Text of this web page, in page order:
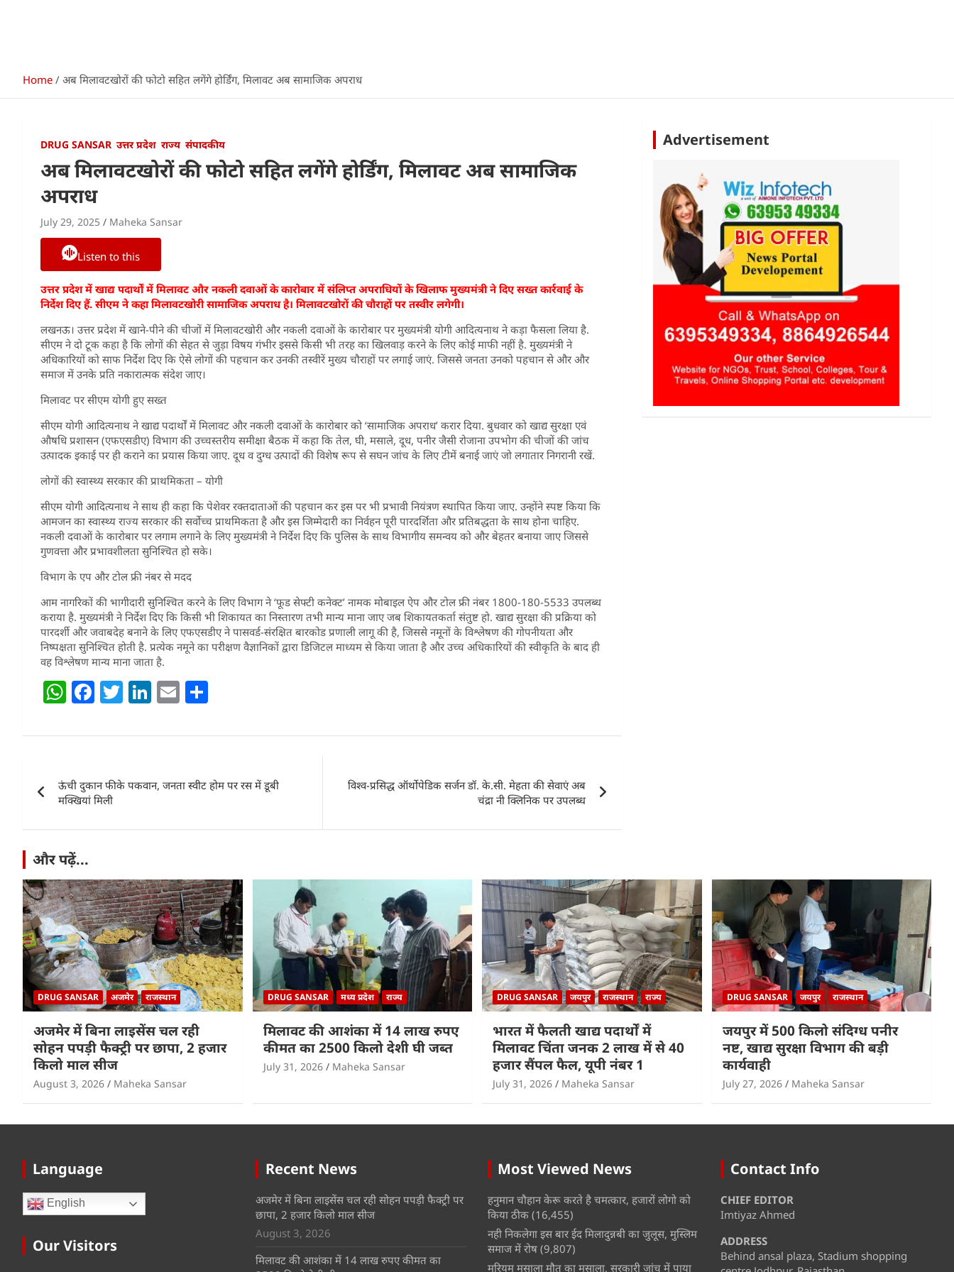
Home अब मिलावटखोरों की फोटो सहित लगेंगे होर्डिंग, मिलावट अब सामाजिक अपराध
DRUG SANSAR उत्तर प्रदेश राज्य संपादकीय
अब मिलावटखोरों की फोटो सहित लगेंगे होर्डिंग, मिलावट अब सामाजिक
अपराध
July 29, 2025 Maheka Sansar
Listen to this
उत्तर प्रदेश में खाद्य पदार्थों में मिलावट और नकली दवाओं के कारोबार में संलिप्त अपराधियों के खिलाफ मुख्यमंत्री ने दिए सख्त कार्रवाई के
निर्देश दिए हैं. सीएम ने कहा मिलावटखोरी सामाजिक अपराध है। मिलावटखोरों की चौराहों पर तस्वीर लगेगी।
लखनऊ। उत्तर प्रदेश में खाने-पीने की चीजों में मिलावटखोरी और नकली दवाओं के कारोबार पर मुख्यमंत्री योगी आदित्यनाथ ने कड़ा फैसला लिया है.
सीएम ने दो टूक कहा है कि लोगों की सेहत से जुड़ा विषय गंभीर इससे किसी भी तरह का खिलवाड़ करने के लिए कोई माफी नहीं है. मुख्यमंत्री ने
अधिकारियों को साफ निर्देश दिए कि ऐसे लोगों की पहचान कर उनकी तस्वीरें मुख्य चौराहों पर लगाई जाएं. जिससे जनता उनको पहचान से और और
समाज में उनके प्रति नकारात्मक संदेश जाए।
मिलावट पर सीएम योगी हुए सख्त
सीएम योगी आदित्यनाथ ने खाद्य पदार्थों में मिलावट और नकली दवाओं के कारोबार को ‘सामाजिक अपराध’ करार दिया. बुधवार को खाद्य सुरक्षा एवं
औषधि प्रशासन (एफएसडीए) विभाग की उच्चस्तरीय समीक्षा बैठक में कहा कि तेल, घी, मसाले, दूध, पनीर जैसी रोजाना उपभोग की चीजों की जांच
उत्पादक इकाई पर ही कराने का प्रयास किया जाए. दूध व दुग्ध उत्पादों की विशेष रूप से सघन जांच के लिए टीमें बनाई जाएं जो लगातार निगरानी रखें.
लोगों की स्वास्थ्य सरकार की प्राथमिकता – योगी
सीएम योगी आदित्यनाथ ने साथ ही कहा कि पेशेवर रक्तदाताओं की पहचान कर इस पर भी प्रभावी नियंत्रण स्थापित किया जाए. उन्होंने स्पष्ट किया कि
आमजन का स्वास्थ्य राज्य सरकार की सर्वोच्च प्राथमिकता है और इस जिम्मेदारी का निर्वहन पूरी पारदर्शिता और प्रतिबद्धता के साथ होना चाहिए.
नकली दवाओं के कारोबार पर लगाम लगाने के लिए मुख्यमंत्री ने निर्देश दिए कि पुलिस के साथ विभागीय समन्वय को और बेहतर बनाया जाए जिससे
गुणवत्ता और प्रभावशीलता सुनिश्चित हो सके।
विभाग के एप और टोल फ्री नंबर से मदद
आम नागरिकों की भागीदारी सुनिश्चित करने के लिए विभाग ने ‘फूड सेफ्टी कनेक्ट’ नामक मोबाइल ऐप और टोल फ्री नंबर 1800-180-5533 उपलब्ध
कराया है. मुख्यमंत्री ने निर्देश दिए कि किसी भी शिकायत का निस्तारण तभी मान्य माना जाए जब शिकायतकर्ता संतुष्ट हो. खाद्य सुरक्षा की प्रक्रिया को
पारदर्शी और जवाबदेह बनाने के लिए एफएसडीए ने पासवर्ड-संरक्षित बारकोड प्रणाली लागू की है, जिससे नमूनों के विश्लेषण की गोपनीयता और
निष्पक्षता सुनिश्चित होती है. प्रत्येक नमूने का परीक्षण वैज्ञानिकों द्वारा डिजिटल माध्यम से किया जाता है और उच्च अधिकारियों की स्वीकृति के बाद ही
वह विश्लेषण मान्य माना जाता है.
W
at
A
p
p
F
c
b
o
o
T
itt
Li
k
dI
E
ai ar
navigation
ऊंची दुकान फीके पकवान, जनता स्वीट होम पर रस में डूबी
मक्खियां मिली
विश्व-प्रसिद्ध ऑर्थोपेडिक सर्जन डॉ. के.सी. मेहता की सेवाएं अब
चंद्रा नी क्लिनिक पर उपलब्ध
Advertisement
और पढ़ें...
DRUG SANSAR अजमेर राजस्थान
अजमेर में बिना लाइसेंस चल रही
सोहन पपड़ी फैक्ट्री पर छापा, 2 हजार
किलो माल सीज
August 3, 2026 Maheka Sansar
DRUG SANSAR मध्य प्रदेश राज्य
मिलावट की आशंका में 14 लाख रुपए
कीमत का 2500 किलो देशी घी जब्त
July 31, 2026 Maheka Sansar
DRUG SANSAR जयपुर राजस्थान राज्य
भारत में फैलती खाद्य पदार्थों में
मिलावट चिंता जनक 2 लाख में से 40
हजार सैंपल फैल, यूपी नंबर 1
July 31, 2026 Maheka Sansar
DRUG SANSAR जयपुर राजस्थान
जयपुर में 500 किलो संदिग्ध पनीर
नष्ट, खाद्य सुरक्षा विभाग की बड़ी
कार्यवाही
July 27, 2026 Maheka Sansar
Language
English
Our Visitors
Recent News
अजमेर में बिना लाइसेंस चल रही सोहन पपड़ी फैक्ट्री पर
छापा, 2 हजार किलो माल सीज
August 3, 2026
मिलावट की आशंका में 14 लाख रुपए कीमत का
Most Viewed News
हनुमान चौहान केरू करते है चमत्कार, हजारों लोगो को
किया ठीक (16,455)
नही निकलेगा इस बार ईद मिलादुन्नबी का जुलूस, मुस्लिम
समाज में रोष (9,807)
मरियम मसाला मौत का मसाला, सरकारी जांच में पाया
Contact Info
CHIEF EDITOR
Imtiyaz Ahmed
ADDRESS
Behind ansal plaza, Stadium shopping